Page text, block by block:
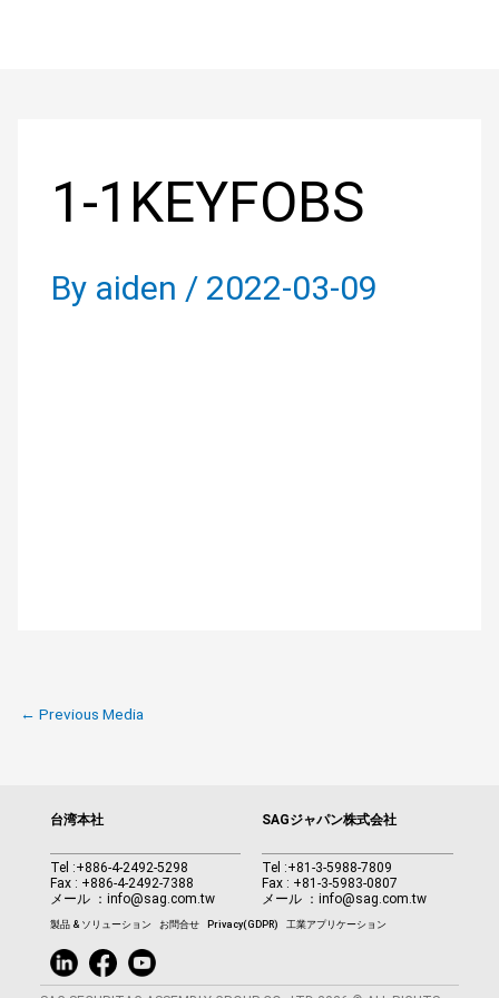
1-1KEYFOBS
By aiden / 2022-03-09
← Previous Media
台湾本社
Tel :+886-4-2492-5298
Fax : +886-4-2492-7388
メール ： info@sag.com.tw
SAGジャパン株式会社
Tel :+81-3-5988-7809
Fax : +81-3-5983-0807
メール ：info@sag.com.tw
製品 & ソリューション お問合せ Privacy(GDPR) 工業アプリケーション